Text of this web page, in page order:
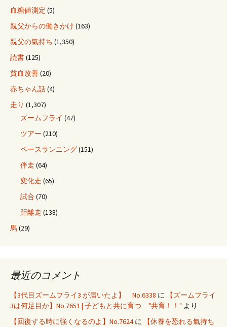
血糖値測定 (5)
親父からの働きかけ (163)
親父の氣持ち (1,350)
読書(125)
貧血改善(20)
赤ちゃん話(4)
走り (1,307)
ズームフライ (47)
ツアー (210)
ペースランニング(151)
伴走 (64)
変化走 (65)
試合 (70)
距離走 (138)
馬(29)
最近のコメント
【3代目ズームフライ3 が届いたよ】 No.6338 に
【ズームフライ
3は何足目か】No.7651 | 子どもと共に育つ "共育！！" より
【回復する時に強くなるのよ】No.7624に
【休養を恐れる氣持ち